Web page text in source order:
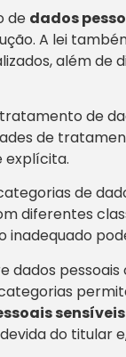
de dados
A lei
além de
de
de
explícita.
de
diferentes
dados
sensíveis
do titular